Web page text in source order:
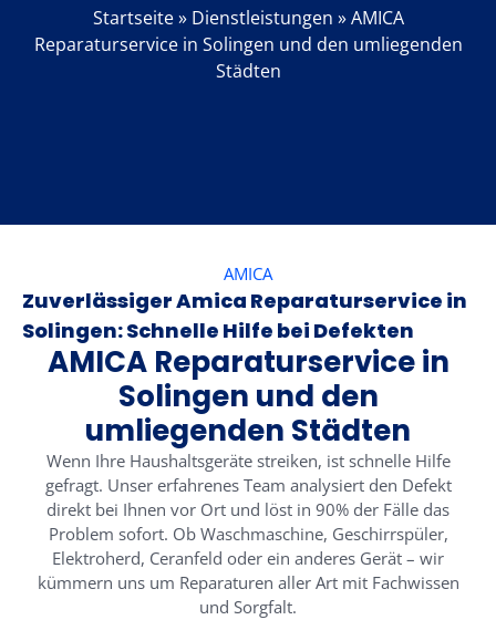
Startseite» Dienstleistungen »AMICA
Reparaturservice in Solingen und den umliegenden
Städten
AMICA
Zuverlässiger Amica Reparaturservice in
Solingen: Schnelle Hilfe bei Defekten
AMICA Reparaturservice in
Solingen und den
umliegenden Städten
Wenn Ihre Haushaltsgeräte streiken, ist schnelle Hilfe
gefragt. Unser erfahrenes Team analysiert den Defekt
direkt bei Ihnen vor Ort und löst in 90% der Fälle das
Problem sofort. Ob Waschmaschine, Geschirrspüler,
Elektroherd, Ceranfeld oder ein anderes Gerät – wir
kümmern uns um Reparaturen aller Art mit Fachwissen
und Sorgfalt.